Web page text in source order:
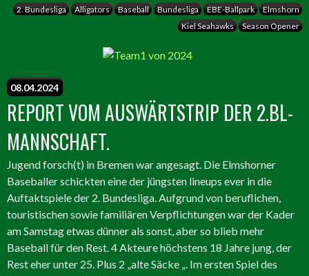
2. Bundesliga Alligators Baseball Bundesliga EBE-Ballpark
Elmshorn
Kiel Seahawks
Season Opener
08.04.2024
REPORT VOM AUSWÄRTSTRIP DER 2.BL-
MANNSCHAFT.
Jugend forsch(t) in Bremen war angesagt. Die Elmshorner
Baseballer schickten eine der jüngsten lineups ever in die
Auftaktspiele der 2. Bundesliga. Aufgrund von beruflichen,
touristischen sowie familiären Verpflichtungen war der Kader
am Samstag etwas dünner als sonst, aber so blieb mehr
Baseball für den Rest. 4 Akteure höchstens 18 Jahre jung, der
Rest eher unter 25. Plus 2 „alte Säcke „. Im ersten Spiel des